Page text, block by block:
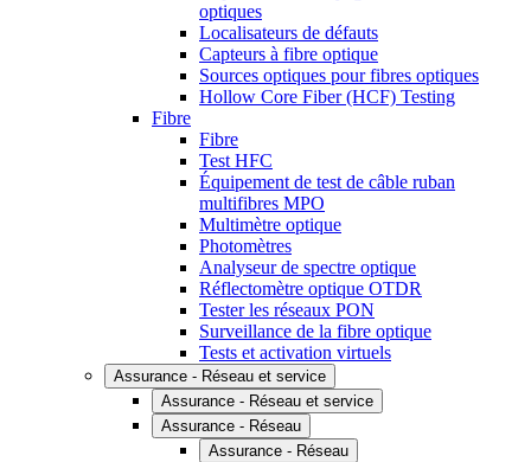
optiques
Localisateurs de défauts
Capteurs à fibre optique
Sources optiques pour fibres optiques
Hollow Core Fiber (HCF) Testing
Fibre
Fibre
Test HFC
Équipement de test de câble ruban
multifibres MPO
Multimètre optique
Photomètres
Analyseur de spectre optique
Réflectomètre optique OTDR
Tester les réseaux PON
Surveillance de la fibre optique
Tests et activation virtuels
Assurance - Réseau et service
Assurance - Réseau et service
Assurance - Réseau
Assurance - Réseau